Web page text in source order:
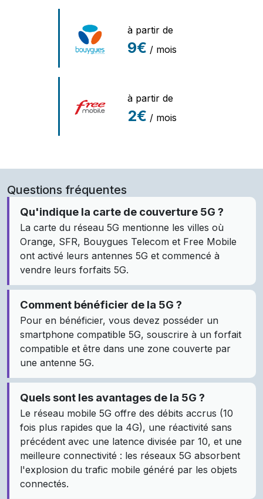
à partir de
9€ / mois
à partir de
2€ / mois
Questions fréquentes
Qu'indique la carte de couverture 5G ?
La carte du réseau 5G mentionne les villes où
Orange, SFR, Bouygues Telecom et Free Mobile
ont activé leurs antennes 5G et commencé à
vendre leurs forfaits 5G.
Comment bénéficier de la 5G ?
Pour en bénéficier, vous devez posséder un
smartphone compatible 5G, souscrire à un forfait
compatible et être dans une zone couverte par
une antenne 5G.
Quels sont les avantages de la 5G ?
Le réseau mobile 5G offre des débits accrus (10
fois plus rapides que la 4G), une réactivité sans
précédent avec une latence divisée par 10, et une
meilleure connectivité : les réseaux 5G absorbent
l'explosion du trafic mobile généré par les objets
connectés.